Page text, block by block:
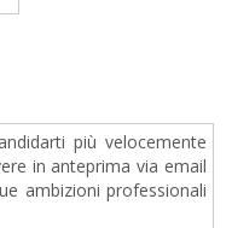
più velocemente
in anteprima via email
ambizioni professionali